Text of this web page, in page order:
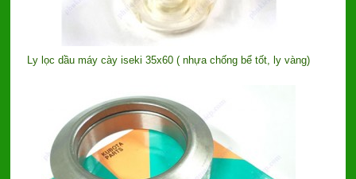
Ly lọc dầu máy cày iseki 35x60 ( nhựa chống bể tốt, ly vàng)